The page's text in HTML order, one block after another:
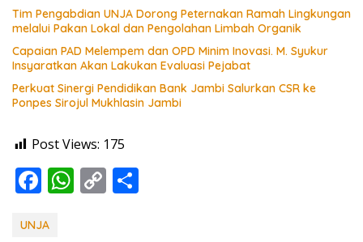
Tim Pengabdian UNJA Dorong Peternakan Ramah Lingkungan
melalui Pakan Lokal dan Pengolahan Limbah Organik
Capaian PAD Melempem dan OPD Minim Inovasi. M. Syukur
Insyaratkan Akan Lakukan Evaluasi Pejabat
Perkuat Sinergi Pendidikan Bank Jambi Salurkan CSR ke
Ponpes Sirojul Mukhlasin Jambi
Post Views: 175
F
e
W C
UNJA